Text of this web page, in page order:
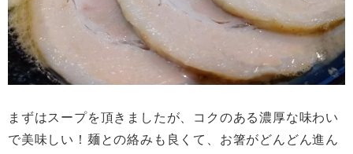
まずはスープを頂きましたが、コクのある濃厚な味わい
で美味しい！麺との絡みも良くて、お箸がどんどん進ん